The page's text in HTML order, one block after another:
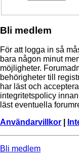
Bli medlem
För att logga in så
bara någon minut
möjligheter.
behörigheter till
har läst och
integritetspolicy
läst eventuella
Användarvillkor
Bli medlem